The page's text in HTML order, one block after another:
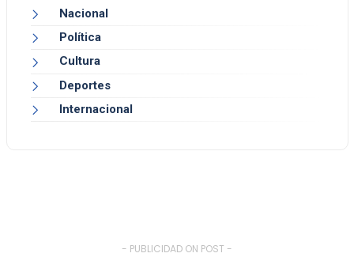
Nacional
Política
Cultura
Deportes
Internacional
- PUBLICIDAD ON POST -